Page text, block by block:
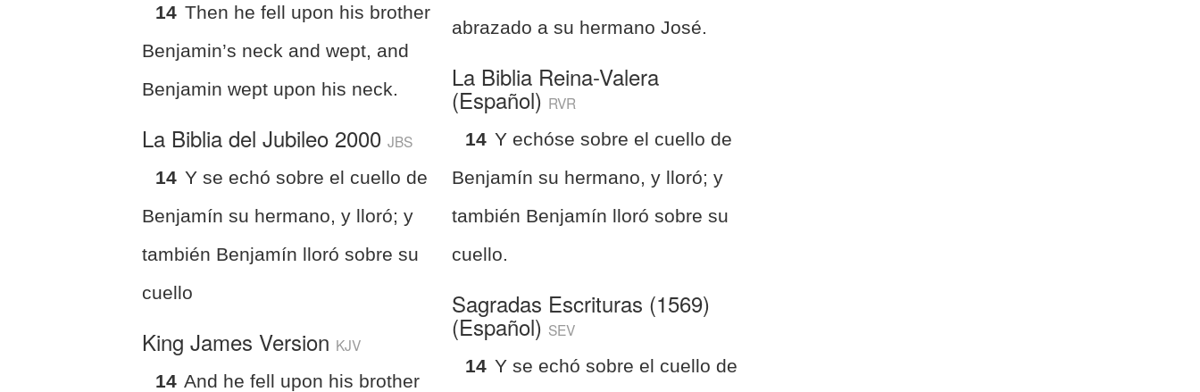
14 Then he fell upon his brother
Benjamin’s neck and wept, and
Benjamin wept upon his neck.
La Biblia del Jubileo 2000JBS
14 Y se echó sobre el cuello de
Benjamín su hermano, y lloró; y
también Benjamín lloró sobre su
cuello
King James Version KJV
14 And he fell upon his brother
abrazado a su hermano José.
La Biblia Reina-Valera
(Español) RVR
14 Y echóse sobre el cuello de
Benjamín su hermano, y lloró; y
también Benjamín lloró sobre su
cuello.
Sagradas Escrituras (1569)
(Español) SEV
14 Y se echó sobre el cuello de